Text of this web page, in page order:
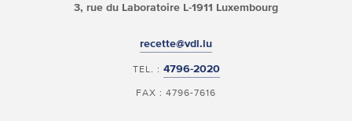
3, rue du Laboratoire L-1911 Luxembourg
recette@vdl.lu
TEL. : 4796-2020
FAX : 4796-7616